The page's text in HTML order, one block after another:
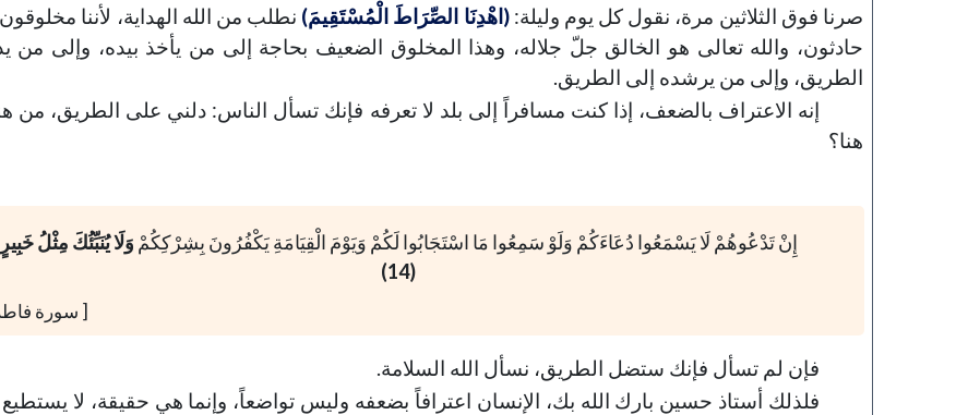
صرنا فوق الثلاثين مرة، نقول كل يوم وليلة: (اهْدِنَا الصِّرَاطَ الْمُسْتَقِيمَ) نطلب من الله الهداية، لأننا
حادثون، والله تعالى هو الخالق جلّ جلاله، وهذا المخلوق الضعيف بحاجة إلى من يأخذ بيده، وإلى من
الطريق، وإلى من يرشده إلى الطريق.
إنه الاعتراف بالضعف، إذا كنت مسافراً إلى بلد لا تعرفه فإنك تسأل الناس: دلني على الطريق، من
هنا؟
إِنْ تَدْعُوهُمْ لَا يَسْمَعُوا دُعَاءَكُمْ وَلَوْ سَمِعُوا مَا اسْتَجَابُوا لَكُمْ وَيَوْمَ الْقِيَامَةِ يَكْفُرُونَ بِشِرْكِكُمْ وَلَا يُنَبِّئُكَ مِثْلُ خَبِيرٍ
(14)
[ سورة
فإن لم تسأل فإنك ستضل الطريق، نسأل الله السلامة.
فلذلك أستاذ حسين بارك الله بك، الإنسان اعترافاً بضعفه وليس تواضعاً، وإنما هي حقيقة، لا يستطيع